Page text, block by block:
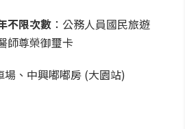
不限次數 ：公務人員國民旅遊
師尊榮御璽卡
場、中興嘟嘟房 (大園站)